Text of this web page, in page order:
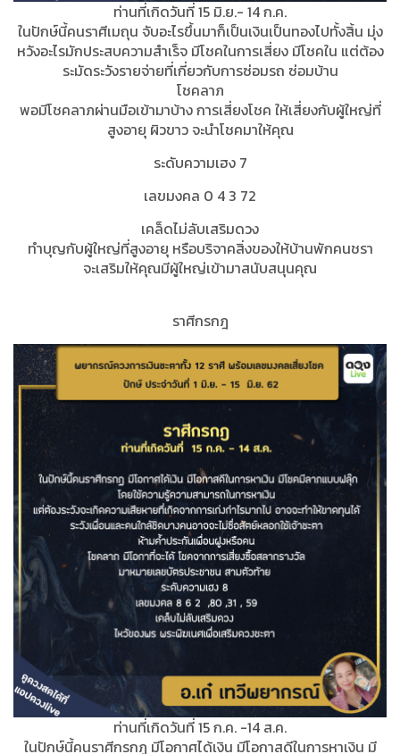
ท่านที่เกิดวันที่ 15 มิ.ย.- 14 ก.ค.
ในปักษ์นี้คนราศีเมถุน จับอะไรขึ้นมาก็เป็นเงินเป็นทองไปทั้งสิ้น มุ่ง
หวังอะไรมักประสบความสำเร็จ มีโชคในการเสี่ยง มีโชคใน แต่ต้อง
ระมัดระวังรายจ่ายที่เกี่ยวกับการซ่อมรถ ซ่อมบ้าน
โชคลาภ
พอมีโชคลาภผ่านมือเข้ามาบ้าง การเสี่ยงโชค ให้เสี่ยงกับผู้ใหญ่ที่
สูงอายุ ผิวขาว จะนำโชคมาให้คุณ
ระดับความเฮง 7
เลขมงคล 0 4 3 72
เคล็ดไม่ลับเสริมดวง
ทำบุญกับผู้ใหญ่ที่สูงอายุ หรือบริจาคสิ่งของให้บ้านพักคนชรา
จะเสริมให้คุณมีผู้ใหญ่เข้ามาสนับสนุนคุณ
ราศีกรกฎ
ท่านที่เกิดวันที่ 15 ก.ค. -14 ส.ค.
ในปักษ์นี้คนราศีกรกฏ มีโอกาศได้เงิน มีโอกาสดีในการหาเงิน มี